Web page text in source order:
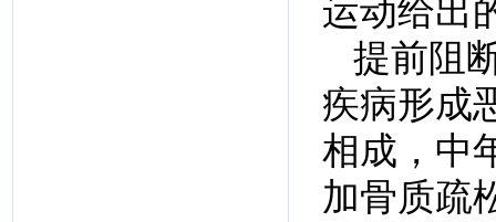
运动给出
提前阻
疾病形成
相成，中
加骨质疏